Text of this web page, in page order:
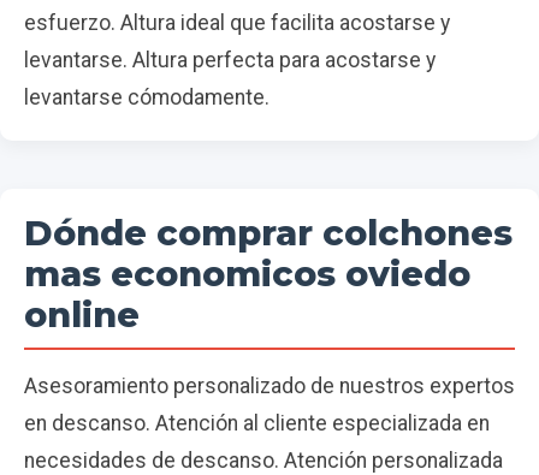
esfuerzo. Altura ideal que facilita acostarse y
levantarse. Altura perfecta para acostarse y
levantarse cómodamente.
Dónde comprar colchones
mas economicos oviedo
online
Asesoramiento personalizado de nuestros expertos
en descanso. Atención al cliente especializada en
necesidades de descanso. Atención personalizada